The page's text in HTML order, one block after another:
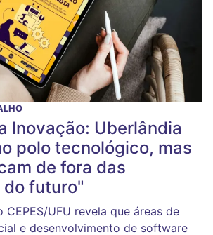
Inovação: Uberlândia
polo tecnológico, mas
de fora das
futuro"
UFU revela que áreas de
e desenvolvimento de software